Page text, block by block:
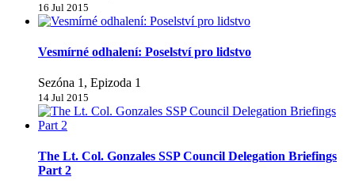
16 Jul 2015
Vesmírné odhalení: Poselství pro lidstvo
Sezóna 1, Epizoda 1
14 Jul 2015
The Lt. Col. Gonzales SSP Council Delegation Briefings
Part 2